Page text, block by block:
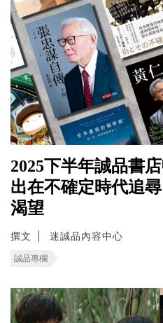
2025下半年誠品書
出在不確定時代追
渴望
撰文 迷誠品內容中心
誠品專欄